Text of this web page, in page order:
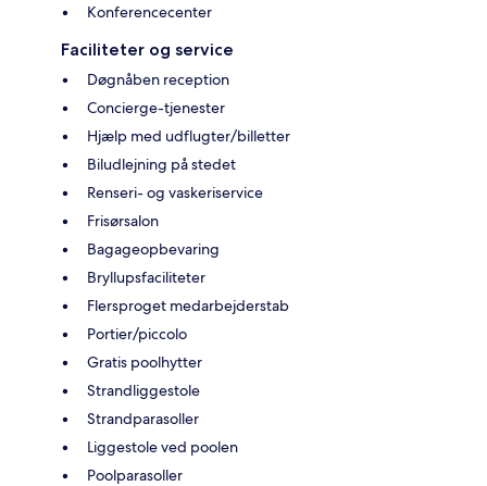
Konferencecenter
Faciliteter og service
Døgnåben reception
Concierge-tjenester
Hjælp med udflugter/billetter
Biludlejning på stedet
Renseri- og vaskeriservice
Frisørsalon
Bagageopbevaring
Bryllupsfaciliteter
Flersproget medarbejderstab
Portier/piccolo
Gratis poolhytter
Strandliggestole
Strandparasoller
Liggestole ved poolen
Poolparasoller